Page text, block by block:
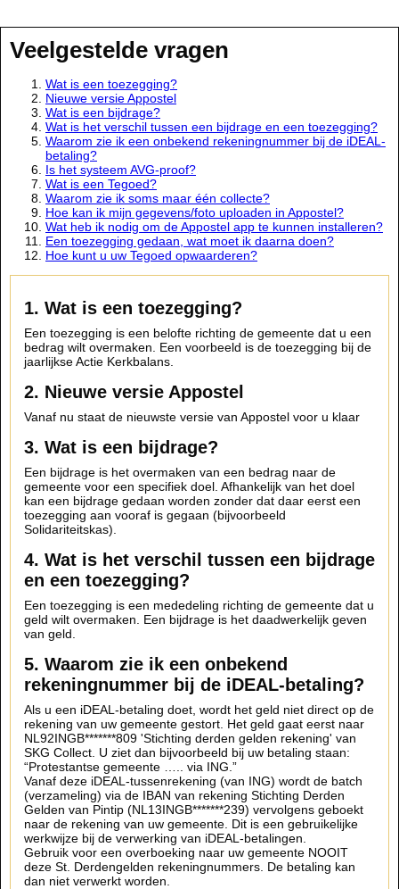
Veelgestelde vragen
Wat is een toezegging?
Nieuwe versie Appostel
Wat is een bijdrage?
Wat is het verschil tussen een bijdrage en een toezegging?
Waarom zie ik een onbekend rekeningnummer bij de iDEAL-
betaling?
Is het systeem AVG-proof?
Wat is een Tegoed?
Waarom zie ik soms maar één collecte?
Hoe kan ik mijn gegevens/foto uploaden in Appostel?
Wat heb ik nodig om de Appostel app te kunnen installeren?
Een toezegging gedaan, wat moet ik daarna doen?
Hoe kunt u uw Tegoed opwaarderen?
1. Wat is een toezegging?
Een toezegging is een belofte richting de gemeente dat u een
bedrag wilt overmaken. Een voorbeeld is de toezegging bij de
jaarlijkse Actie Kerkbalans.
2. Nieuwe versie Appostel
Vanaf nu staat de nieuwste versie van Appostel voor u klaar
3. Wat is een bijdrage?
Een bijdrage is het overmaken van een bedrag naar de
gemeente voor een specifiek doel. Afhankelijk van het doel
kan een bijdrage gedaan worden zonder dat daar eerst een
toezegging aan vooraf is gegaan (bijvoorbeeld
Solidariteitskas).
4. Wat is het verschil tussen een bijdrage
en een toezegging?
Een toezegging is een mededeling richting de gemeente dat u
geld wilt overmaken. Een bijdrage is het daadwerkelijk geven
van geld.
5. Waarom zie ik een onbekend
rekeningnummer bij de iDEAL-betaling?
Als u een iDEAL-betaling doet, wordt het geld niet direct op de
rekening van uw gemeente gestort. Het geld gaat eerst naar
NL92INGB*******809 'Stichting derden gelden rekening' van
SKG Collect. U ziet dan bijvoorbeeld bij uw betaling staan:
“Protestantse gemeente ….. via ING.”
Vanaf deze iDEAL-tussenrekening (van ING) wordt de batch
(verzameling) via de IBAN van rekening Stichting Derden
Gelden van Pintip (NL13INGB*******239) vervolgens geboekt
naar de rekening van uw gemeente. Dit is een gebruikelijke
werkwijze bij de verwerking van iDEAL-betalingen.
Gebruik voor een overboeking naar uw gemeente NOOIT
deze St. Derdengelden rekeningnummers. De betaling kan
dan niet verwerkt worden.